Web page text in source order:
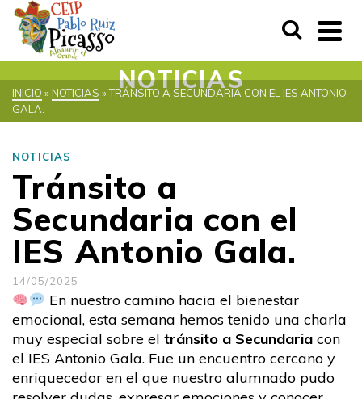
NOTICIAS
INICIO »NOTICIAS »TRÁNSITO A SECUNDARIA CON EL IES ANTONIO
GALA.
NOTICIAS
Tránsito a
Secundaria con el
IES Antonio Gala.
14/05/2025
En nuestro camino hacia el bienestar
emocional, esta semana hemos tenido una charla
muy especial sobre el tránsito a Secundaria con
el IES Antonio Gala. Fue un encuentro cercano y
enriquecedor en el que nuestro alumnado pudo